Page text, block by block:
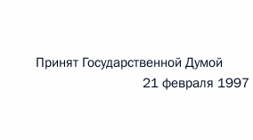
Принят Государственной Думой
21 февраля 1997